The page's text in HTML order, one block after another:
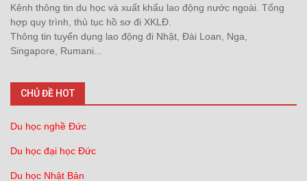
Kênh thông tin du học và xuất khẩu lao động nước ngoài. Tổng
hợp quy trình, thủ tục hồ sơ đi XKLĐ.
Thông tin tuyển dụng lao động đi Nhật, Đài Loan, Nga,
Singapore, Rumani...
CHỦ ĐỀ HOT
Du học nghề Đức
Du học đại học Đức
Du học Nhật Bản